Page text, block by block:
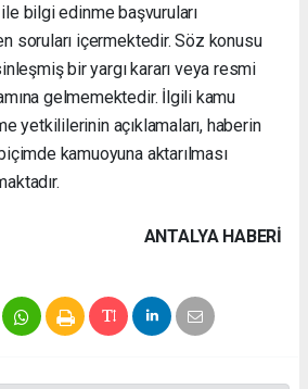
bilgi edinme başvuruları
soruları içermektedir. Söz konusu
bir yargı kararı veya resmi
gelmemektedir. İlgili kamu
yetkililerinin açıklamaları, haberin
kamuoyuna aktarılması
ANTALYA HABERİ